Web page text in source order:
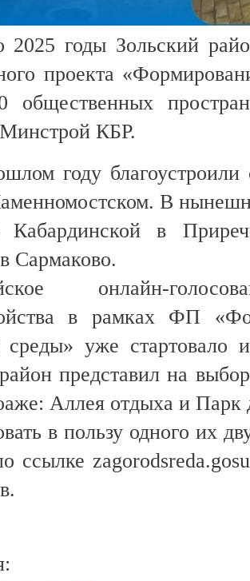
годы Зольский
проекта
общественных
КБР.
году
В
Кабардинской в
Сармаково.
онлайн-
в рамках ФП
среды» уже
представил на
Аллея отдыха и
в пользу одного их
ссылке